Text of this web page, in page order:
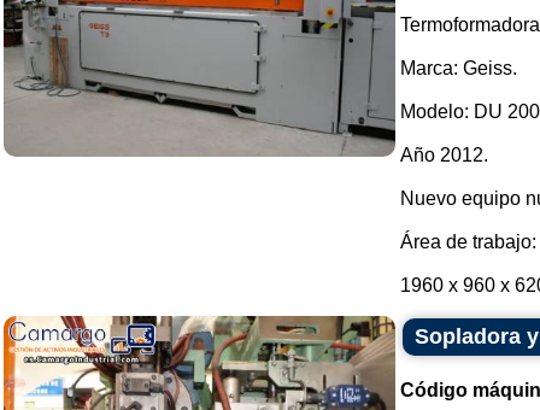
Marca: Geiss.
Modelo: DU
Año 2012.
Nuevo equipo
Área de
1960 x 960 x
Sopladora
Código